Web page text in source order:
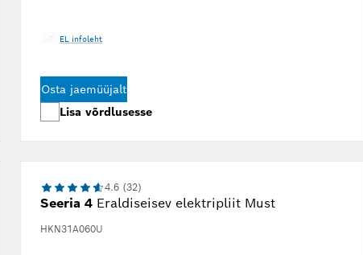
EL infoleht
Osta jaemüüjalt
Lisa võrdlusesse
Seeria 4 Eraldiseisev elektripliit Must
HKN31A060U
4.6 (32)